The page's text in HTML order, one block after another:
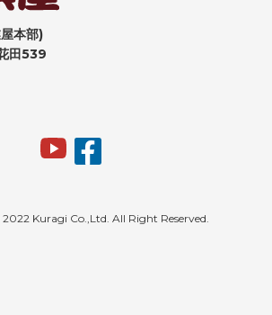
本部)
田539
Kuragi Co.,Ltd. All Right Reserved.